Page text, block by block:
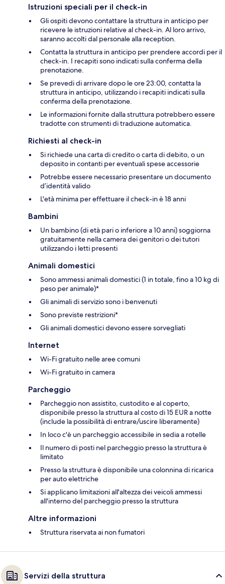
Istruzioni speciali per il check-in
Gli ospiti devono contattare la struttura in anticipo per
ricevere le istruzioni relative al check-in. Al loro arrivo,
saranno accolti dal personale alla reception.
Contatta la struttura in anticipo per prendere accordi per il
check-in. I recapiti sono indicati sulla conferma della
prenotazione.
Se prevedi di arrivare dopo le ore 23:00, contatta la
struttura in anticipo, utilizzando i recapiti indicati sulla
conferma della prenotazione.
Le informazioni fornite dalla struttura potrebbero essere
tradotte con strumenti di traduzione automatica.
Richiesti al check-in
Si richiede una carta di credito o carta di debito, o un
deposito in contanti per eventuali spese accessorie
Potrebbe essere necessario presentare un documento
d’identità valido
L'età minima per effettuare il check-in è 18 anni
Bambini
Un bambino (di età pari o inferiore a 10 anni) soggiorna
gratuitamente nella camera dei genitori o dei tutori
utilizzando i letti presenti
Animali domestici
Sono ammessi animali domestici (1 in totale, fino a 10 kg di
peso per animale)*
Gli animali di servizio sono i benvenuti
Sono previste restrizioni*
Gli animali domestici devono essere sorvegliati
Internet
Wi-Fi gratuito nelle aree comuni
Wi-Fi gratuito in camera
Parcheggio
Parcheggio non assistito, custodito e al coperto,
disponibile presso la struttura al costo di 15 EUR a notte
(include la possibilità di entrare/uscire liberamente)
In loco c'è un parcheggio accessibile in sedia a rotelle
Il numero di posti nel parcheggio presso la struttura è
limitato
Presso la struttura è disponibile una colonnina di ricarica
per auto elettriche
Si applicano limitazioni all'altezza dei veicoli ammessi
all'interno del parcheggio presso la struttura
Altre informazioni
Struttura riservata ai non fumatori
Servizi della struttura